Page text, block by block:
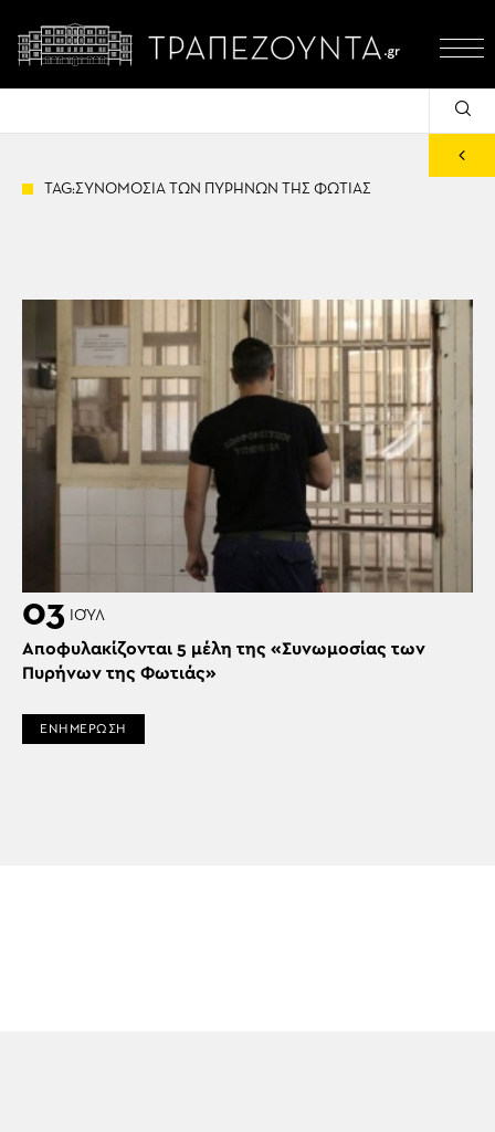
TAG:ΣΥΝΟΜΟΣΙΑ ΤΩΝ ΠΥΡΗΝΩΝ ΤΗΣ ΦΩΤΙΑΣ
03 ΙΟΎΛ
Αποφυλακίζονται 5 μέλη της «Συνωμοσίας των
Πυρήνων της Φωτιάς»
ΕΝΗΜΕΡΩΣΗ